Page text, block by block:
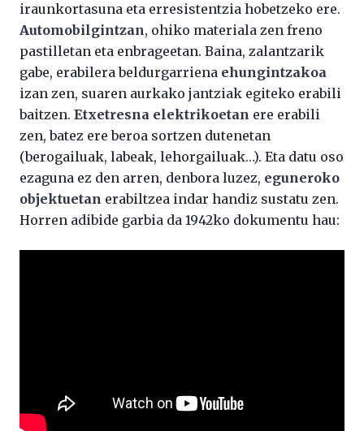
iraunkortasuna eta erresistentzia hobetzeko ere.
Automobilgintzan, ohiko materiala zen freno
pastilletan eta enbrageetan. Baina, zalantzarik
gabe, erabilera beldurgarriena ehungintzakoa
izan zen, suaren aurkako jantziak egiteko erabili
baitzen. Etxetresna elektrikoetan ere erabili
zen, batez ere beroa sortzen dutenetan
(berogailuak, labeak, lehorgailuak…). Eta datu oso
ezaguna ez den arren, denbora luzez, eguneroko
objektuetan erabiltzea indar handiz sustatu zen.
Horren adibide garbia da 1942ko dokumentu hau: